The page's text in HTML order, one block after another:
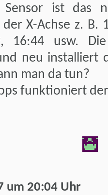
Sensor ist das
der X-Achse z. B.
16:44 usw.
neu installiert
man da tun?
funktioniert der
um 20:04 Uhr